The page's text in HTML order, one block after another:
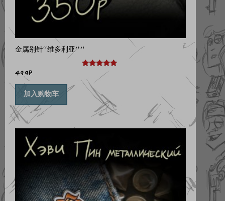
金属别针“维多利亚””
5.00
&sol; 5
499₽
加入购物车